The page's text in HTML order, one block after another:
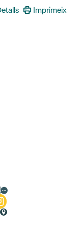
Imprimeix
és de 0